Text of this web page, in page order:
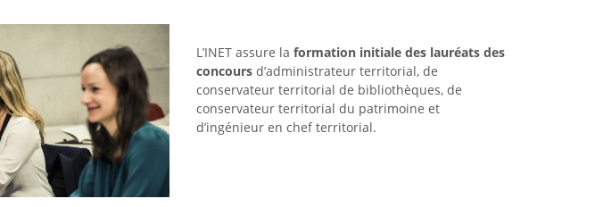
L’INET assure la formation initiale des lauréats des
concours d’administrateur territorial, de
conservateur territorial de bibliothèques, de
conservateur territorial du patrimoine et
d’ingénieur en chef territorial.